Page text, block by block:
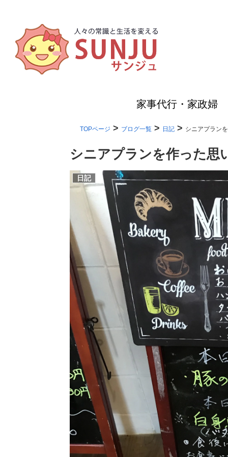
家事代行・家政婦
TOPページ > ブログ一覧 > 日記 > シニアプラン
シニアプランを作った思
日記